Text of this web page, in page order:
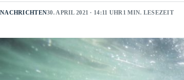
NACHRICHTEN30. APRIL 2021 · 14:11 UHR 1 MIN. LESEZEIT